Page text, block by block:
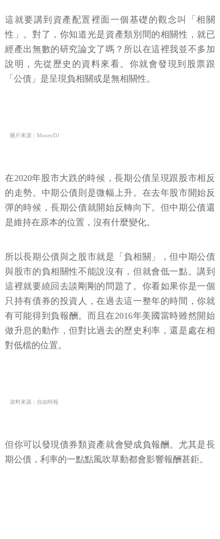
這就要講到資產配置裡面一個基礎的觀念叫「相關
性」。對了，你知道光是資產類別間的相關性，就已
經產出無數的研究論文了嗎？所以在這裡我並不多加
說明，先從歷史的資料來看。你就會發現到股票跟
「公債」是呈現負相關或是無相關性。
圖片來源：MoneyDJ
在2020年股市大跌的時候，長期公債呈現跟股市相反
的走勢。中期公債則是微幅上升。在去年股市開始反
彈的時候，長期公債就開始反轉向下。但中期公債還
是維持在原本的位置，沒有什麼變化。
所以長期公債與之股市就是「負相關」，但中期公債
與股市的負相關性不能說沒有，但就會低一點。講到
這裡就要繞回去談剛剛的問題了。你看如果你是一個
只持有債券的投資人，在過去這一整年的時間，你就
有可能得到負報酬。而且在2016年美國當時雖然開始
做升息的動作，但對比過去的歷史利率，還是處在相
對低檔的位置。
資料來源：自由時報
但你可以發現債券類資產就會變成負報酬。尤其是長
期公債，利率的一點點風吹草動都會影響報酬甚鉅。